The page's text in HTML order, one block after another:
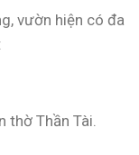
vườn hiện có đa
thờ Thần Tài.